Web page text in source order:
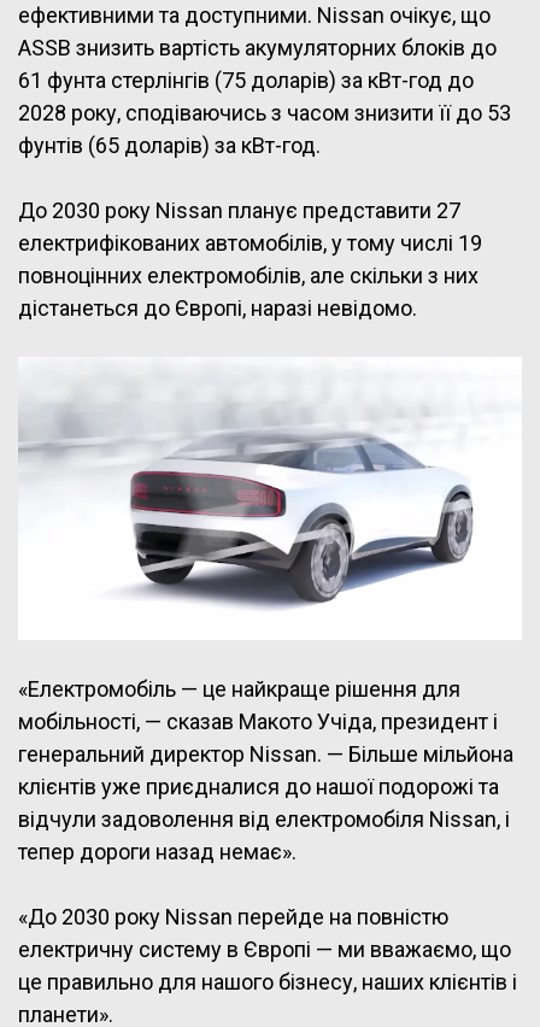
ефективними та доступними. Nissan очікує, що
ASSB знизить вартість акумуляторних блоків до
61 фунта стерлінгів (75 доларів) за кВт-год до
2028 року, сподіваючись з часом знизити її до 53
фунтів (65 доларів) за кВт-год.
До 2030 року Nissan планує представити 27
електрифікованих автомобілів, у тому числі 19
повноцінних електромобілів, але скільки з них
дістанеться до Європі, наразі невідомо.
«Електромобіль — це найкраще рішення для
мобільності, — сказав Макото Учіда, президент і
генеральний директор Nissan. — Більше мільйона
клієнтів уже приєдналися до нашої подорожі та
відчули задоволення від електромобіля Nissan, і
тепер дороги назад немає».
«До 2030 року Nissan перейде на повністю
електричну систему в Європі — ми вважаємо, що
це правильно для нашого бізнесу, наших клієнтів і
планети».